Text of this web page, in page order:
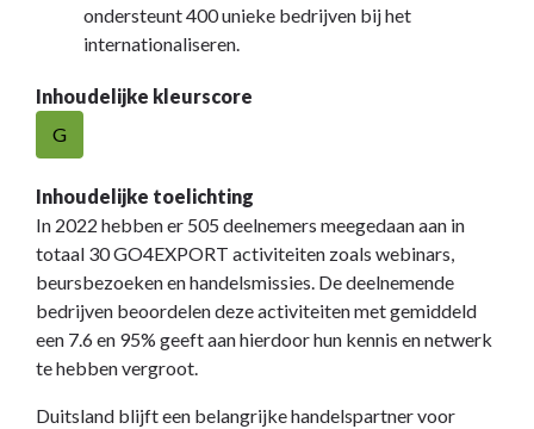
ondersteunt 400 unieke bedrijven bij het
internationaliseren.
Inhoudelijke kleurscore
G
Inhoudelijke toelichting
In 2022 hebben er 505 deelnemers meegedaan aan in
totaal 30 GO4EXPORT activiteiten zoals webinars,
beursbezoeken en handelsmissies. De deelnemende
bedrijven beoordelen deze activiteiten met gemiddeld
een 7.6 en 95% geeft aan hierdoor hun kennis en netwerk
te hebben vergroot.
Duitsland blijft een belangrijke handelspartner voor